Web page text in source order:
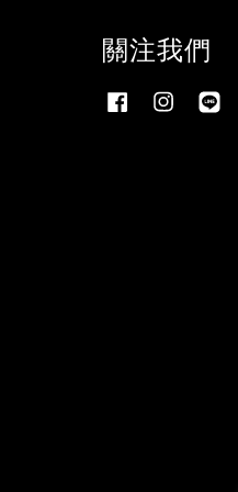
關注我們
Facebook Instagram